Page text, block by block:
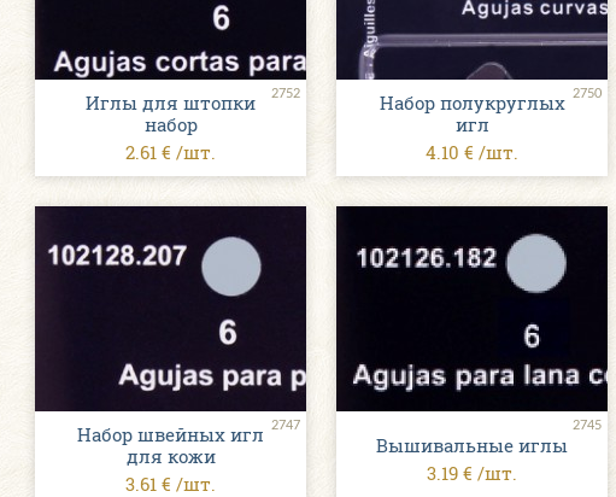
2752
Иглы для штопки
набор
2.61 € /шт.
2750
Набор полукруглых
игл
4.10 € /шт.
2747
Набор швейных игл
для кожи
3.61 € /шт.
2745
Вышивальные иглы
3.19 € /шт.